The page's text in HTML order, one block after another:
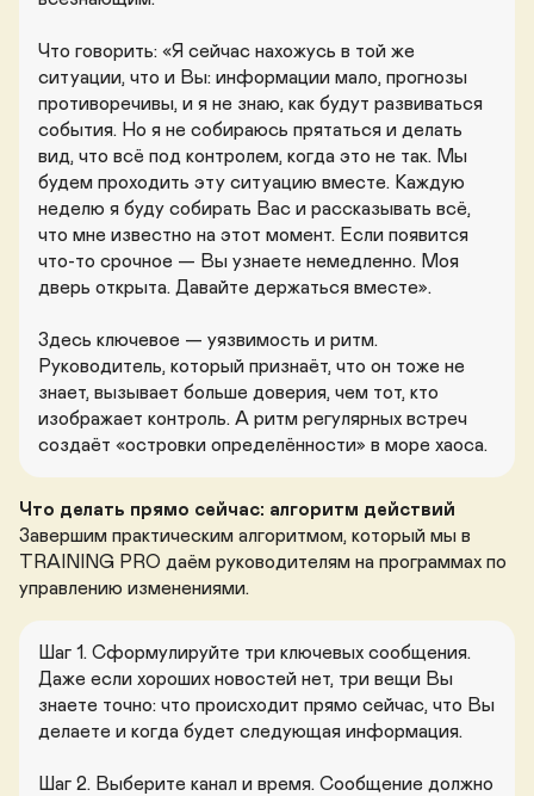
Что говорить: «Я сейчас нахожусь в той же
ситуации, что и Вы: информации мало, прогнозы
противоречивы, и я не знаю, как будут развиваться
события. Но я не собираюсь прятаться и делать
вид, что всё под контролем, когда это не так. Мы
будем проходить эту ситуацию вместе. Каждую
неделю я буду собирать Вас и рассказывать всё,
что мне известно на этот момент. Если появится
что-то срочное — Вы узнаете немедленно. Моя
дверь открыта. Давайте держаться вместе».
Здесь ключевое — уязвимость и ритм.
Руководитель, который признаёт, что он тоже не
знает, вызывает больше доверия, чем тот, кто
изображает контроль. А ритм регулярных встреч
создаёт «островки определённости» в море хаоса.
Что делать прямо сейчас: алгоритм действий
Завершим практическим алгоритмом, который мы в
TRAINING PRO даём руководителям на программах по
управлению изменениями.
Шаг 1. Сформулируйте три ключевых сообщения.
Даже если хороших новостей нет, три вещи Вы
знаете точно: что происходит прямо сейчас, что Вы
делаете и когда будет следующая информация.
Шаг 2. Выберите канал и время. Сообщение должно